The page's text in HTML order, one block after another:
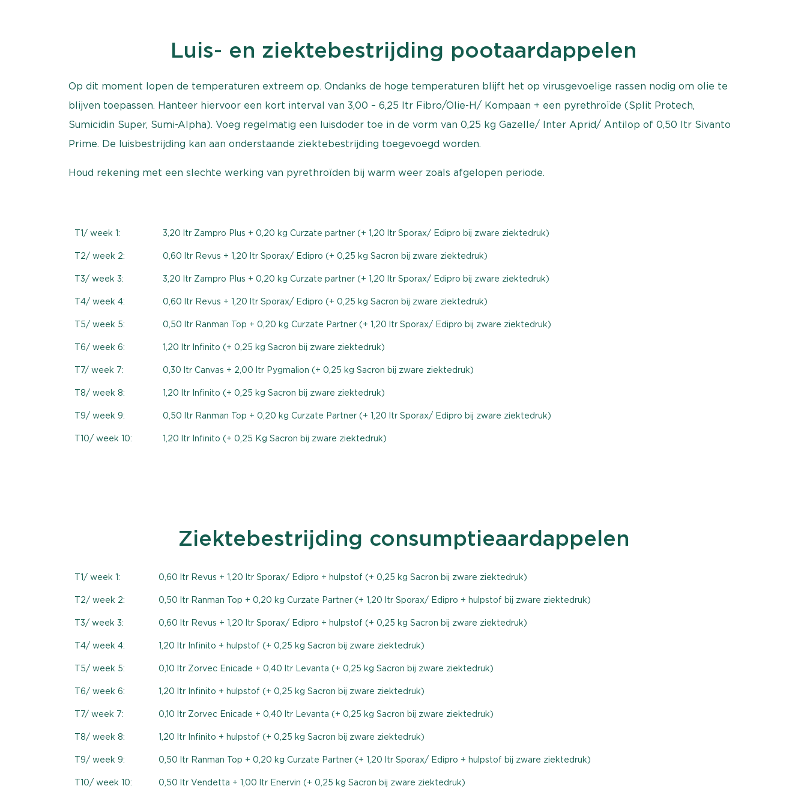
Luis- en ziektebestrijding pootaardappelen
Op dit moment lopen de temperaturen extreem op. Ondanks de hoge temperaturen blijft het op virusgevoelige rassen nodig om olie te
blijven toepassen. Hanteer hiervoor een kort interval van 3,00 – 6,25 ltr Fibro/Olie-H/ Kompaan + een pyrethroïde (Split Protech,
Sumicidin Super, Sumi-Alpha). Voeg regelmatig een luisdoder toe in de vorm van 0,25 kg Gazelle/ Inter Aprid/ Antilop of 0,50 ltr Sivanto
Prime. De luisbestrijding kan aan onderstaande ziektebestrijding toegevoegd worden.
Houd rekening met een slechte werking van pyrethroïden bij warm weer zoals afgelopen periode.
T1/ week 1: 3,20 ltr Zampro Plus + 0,20 kg Curzate partner (+ 1,20 ltr Sporax/ Edipro bij zware ziektedruk)
T2/ week 2: 0,60 ltr Revus + 1,20 ltr Sporax/ Edipro (+ 0,25 kg Sacron bij zware ziektedruk)
T3/ week 3: 3,20 ltr Zampro Plus + 0,20 kg Curzate partner (+ 1,20 ltr Sporax/ Edipro bij zware ziektedruk)
T4/ week 4: 0,60 ltr Revus + 1,20 ltr Sporax/ Edipro (+ 0,25 kg Sacron bij zware ziektedruk)
T5/ week 5: 0,50 ltr Ranman Top + 0,20 kg Curzate Partner (+ 1,20 ltr Sporax/ Edipro bij zware ziektedruk)
T6/ week 6: 1,20 ltr Infinito (+ 0,25 kg Sacron bij zware ziektedruk)
T7/ week 7: 0,30 ltr Canvas + 2,00 ltr Pygmalion (+ 0,25 kg Sacron bij zware ziektedruk)
T8/ week 8: 1,20 ltr Infinito (+ 0,25 kg Sacron bij zware ziektedruk)
T9/ week 9: 0,50 ltr Ranman Top + 0,20 kg Curzate Partner (+ 1,20 ltr Sporax/ Edipro bij zware ziektedruk)
T10/ week 10: 1,20 ltr Infinito (+ 0,25 Kg Sacron bij zware ziektedruk)
Ziektebestrijding consumptieaardappelen
T1/ week 1: 0,60 ltr Revus + 1,20 ltr Sporax/ Edipro + hulpstof (+ 0,25 kg Sacron bij zware ziektedruk)
T2/ week 2: 0,50 ltr Ranman Top + 0,20 kg Curzate Partner (+ 1,20 ltr Sporax/ Edipro + hulpstof bij zware ziektedruk)
T3/ week 3: 0,60 ltr Revus + 1,20 ltr Sporax/ Edipro + hulpstof (+ 0,25 kg Sacron bij zware ziektedruk)
T4/ week 4: 1,20 ltr Infinito + hulpstof (+ 0,25 kg Sacron bij zware ziektedruk)
T5/ week 5: 0,10 ltr Zorvec Enicade + 0,40 ltr Levanta (+ 0,25 kg Sacron bij zware ziektedruk)
T6/ week 6: 1,20 ltr Infinito + hulpstof (+ 0,25 kg Sacron bij zware ziektedruk)
T7/ week 7: 0,10 ltr Zorvec Enicade + 0,40 ltr Levanta (+ 0,25 kg Sacron bij zware ziektedruk)
T8/ week 8: 1,20 ltr Infinito + hulpstof (+ 0,25 kg Sacron bij zware ziektedruk)
T9/ week 9: 0,50 ltr Ranman Top + 0,20 kg Curzate Partner (+ 1,20 ltr Sporax/ Edipro + hulpstof bij zware ziektedruk)
T10/ week 10: 0,50 ltr Vendetta + 1,00 ltr Enervin (+ 0,25 kg Sacron bij zware ziektedruk)